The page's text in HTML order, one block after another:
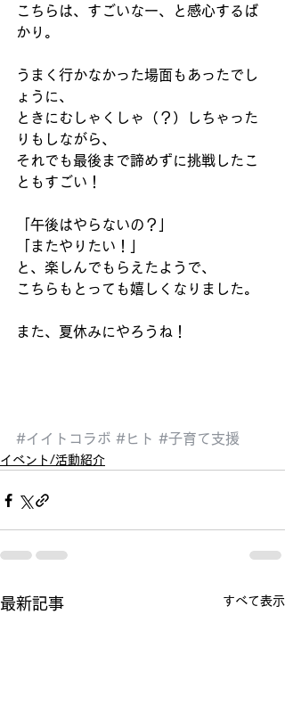
こちらは、すごいなー、と感心するば
かり。
うまく行かなかった場面もあったでし
ょうに、
ときにむしゃくしゃ（？）しちゃった
りもしながら、
それでも最後まで諦めずに挑戦したこ
ともすごい！
「午後はやらないの？」
「またやりたい！」
と、楽しんでもらえたようで、
こちらもとっても嬉しくなりました。
また、夏休みにやろうね！
#イイトコラボ #ヒト #子育て支援
イベント/活動紹介
最新記事 すべて表示